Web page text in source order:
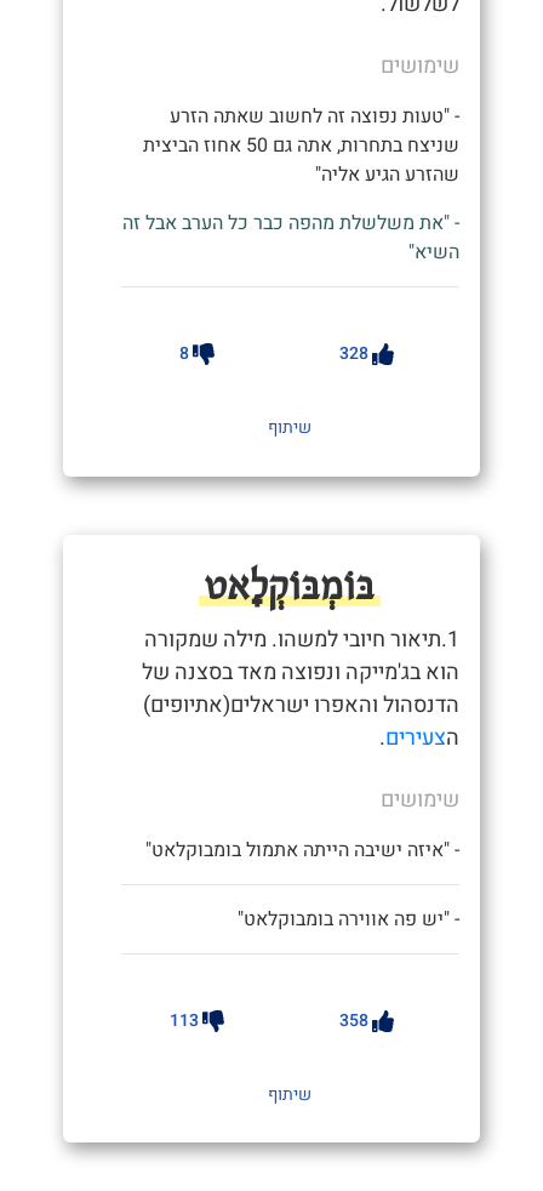
שימושים
- "טעות נפוצה זה לחשוב שאתה הזרע
שניצח בתחרות, אתה גם 50 אחוז הביצית
שהזרע הגיע אליה"
- "את משלשלת מהפה כבר כל הערב אבל זה
השיא"
328
8
שיתוף
בּוֹמְבּוֹקְלָאט
1.תיאור חיובי למשהו. מילה שמקורה
הוא בג'מייקה ונפוצה מאד בסצנה של
הדנסהול והאפרו ישראלים(אתיופים)
הצעירים.
שימושים
- "איזה ישיבה הייתה אתמול בומבוקלאט"
- "יש פה אווירה בומבוקלאט"
358
113
שיתוף